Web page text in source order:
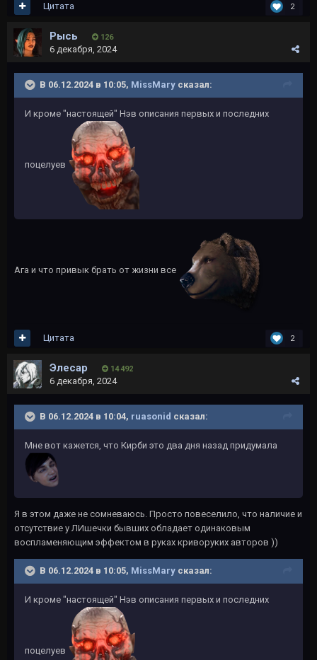
2
Цитата
Рысь 126
6 декабря, 2024
В 06.12.2024 в 10:05, MissMary сказал:
И кроме "настоящей" Нэв описания первых и последних
поцелуев
Ага и что привык брать от жизни все
2
Цитата
Элесар 14 492
6 декабря, 2024
В 06.12.2024 в 10:04, ruasonid сказал:
Мне вот кажется, что Кирби это два дня назад придумала
Я в этом даже не сомневаюсь. Просто повеселило, что наличие и
отсутствие у ЛИшечки бывших обладает одинаковым
воспламеняющим эффектом в руках криворуких авторов ))
В 06.12.2024 в 10:05, MissMary сказал:
И кроме "настоящей" Нэв описания первых и последних
поцелуев